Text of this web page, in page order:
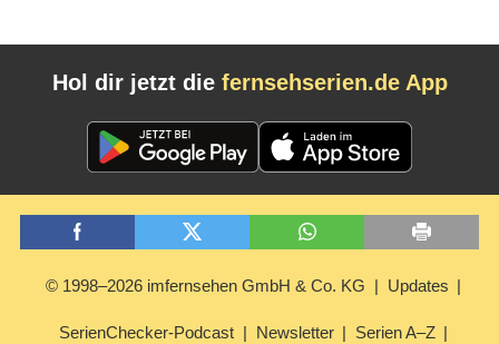
Hol dir jetzt die fernsehserien.de App
© 1998–2026 imfernsehen GmbH & Co. KG Updates
SerienChecker-Podcast Newsletter Serien A–Z